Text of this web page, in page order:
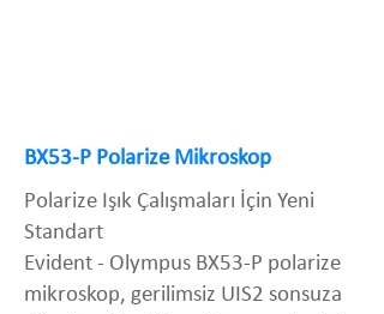
BX53-P Polarize Mikroskop
Polarize Işık Çalışmaları İçin Yeni
Standart
Evident - Olympus BX53-P polarize
mikroskop, gerilimsiz UIS2 sonsuza